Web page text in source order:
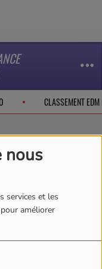
nous
services et les
améliorer
CLASSEMENT